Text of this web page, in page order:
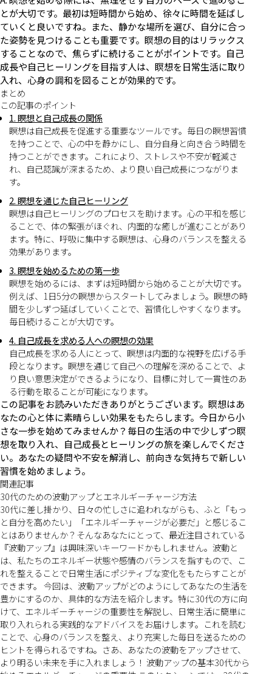
とが大切です。最初は短時間から始め、徐々に時間を延ばし
ていくと良いですね。また、静かな場所を選び、自分に合っ
た姿勢を見つけることも重要です。瞑想の目的はリラックス
することなので、焦らずに続けることがポイントです。自己
成長や自己ヒーリングを目指す人は、瞑想を日常生活に取り
入れ、心身の調和を図ることが効果的です。
まとめ
この記事のポイント
1. 瞑想と自己成長の関係
瞑想は自己成長を促進する重要なツールです。毎日の瞑想習慣
を持つことで、心の中を静かにし、自分自身と向き合う時間を
持つことができます。これにより、ストレスや不安が軽減さ
れ、自己認識が深まるため、より良い自己成長につながりま
す。
2. 瞑想を通じた自己ヒーリング
瞑想は自己ヒーリングのプロセスを助けます。心の平和を感じ
ることで、体の緊張がほぐれ、内面的な癒しが進むことがあり
ます。特に、呼吸に集中する瞑想は、心身のバランスを整える
効果があります。
3. 瞑想を始めるための第一歩
瞑想を始めるには、まずは短時間から始めることが大切です。
例えば、1日5分の瞑想からスタートしてみましょう。瞑想の時
間を少しずつ延ばしていくことで、習慣化しやすくなります。
毎日続けることが大切です。
4. 自己成長を求める人への瞑想の効果
自己成長を求める人にとって、瞑想は内面的な視野を広げる手
段となります。瞑想を通じて自己への理解を深めることで、よ
り良い意思決定ができるようになり、目標に対して一貫性のあ
る行動を取ることが可能になります。
この記事をお読みいただきありがとうございます。瞑想はあ
なたの心と体に素晴らしい効果をもたらします。今日から小
さな一歩を始めてみませんか？毎日の生活の中で少しずつ瞑
想を取り入れ、自己成長とヒーリングの旅を楽しんでくださ
い。あなたの疑問や不安を解消し、前向きな気持ちで新しい
習慣を始めましょう。
関連記事
30代のための波動アップとエネルギーチャージ方法
30代に差し掛かり、日々の忙しさに追われながらも、ふと「もっ
と自分を高めたい」「エネルギーチャージが必要だ」と感じるこ
とはありませんか？そんなあなたにとって、最近注目されている
『波動アップ』は興味深いキーワードかもしれません。波動と
は、私たちのエネルギー状態や感情のバランスを指すもので、こ
れを整えることで日常生活にポジティブな変化をもたらすことが
できます。 今回は、波動アップがどのようにしてあなたの生活を
豊かにするのか、具体的な方法を紹介します。特に30代の方に向
けて、エネルギーチャージの重要性を解説し、日常生活に簡単に
取り入れられる実践的なアドバイスをお届けします。これを読む
ことで、心身のバランスを整え、より充実した毎日を送るための
ヒントを得られるですね。さあ、あなたの波動をアップさせて、
より明るい未来を手に入れましょう！ 波動アップの基本30代から